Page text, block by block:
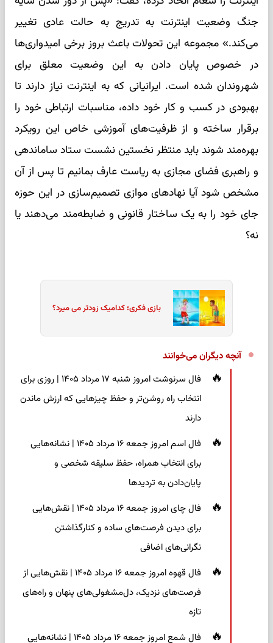
جنگ وضعیت اینترنت به تدریج به حالت عادی تغییر
می‌کند.» مجموعه این تحولات باعث بروز برخی امیدواری‌ها
در خصوص پایان دادن به این وضعیت معلق برای
شهروندان شده است. ایرانیانی که به اینترنت نیاز دارند تا
بهبودی در کسب و کار خود داده، مناسبات ارتباطی خود را
برقرار ساخته و از ظرفیت‌های آموزشی خاص این رویکرد
بهره‌مند شوند باید منتظر نخستین نشست ستاد ساماندهی
و راهبری فضای مجازی به ریاست عارف بمانیم تا پس از آن
مشخص شود آیا نهادهای موازی تصمیم‌سازی در این حوزه
جای خود را به یک ساختار قانونی و ضابطه‌مند می‌دهند یا
نه؟
بازی فکری؛ کدامیک زودتر می میرد؟
آنچه دیگران می‌خوانند
فال سرنوشت امروز شنبه ۱۷ مرداد ۱۴۰۵ | روزی برای
انتخاب راه روشن‌تر و حفظ چیزهایی که ارزش ماندن
دارند
فال اسم امروز جمعه ۱۶ مرداد ۱۴۰۵ | نشانه‌هایی
برای انتخاب همراه، حفظ سلیقه شخصی و
پایان‌دادن به تردیدها
فال چای امروز جمعه ۱۶ مرداد ۱۴۰۵ | نقش‌هایی
برای دیدن فرصت‌های ساده و کنارگذاشتن
نگرانی‌های اضافی
فال قهوه امروز جمعه ۱۶ مرداد ۱۴۰۵ | نقش‌هایی از
فرصت‌های نزدیک، دل‌مشغولی‌های پنهان و راه‌های
تازه
فال شمع امروز جمعه ۱۶ مرداد ۱۴۰۵ | نشانه‌هایی